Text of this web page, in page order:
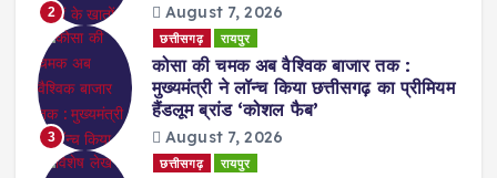
2 August 7, 2026
3
छत्तीसगढ़ रायपुर
कोसा की चमक अब वैश्विक बाजार तक :
मुख्यमंत्री ने लॉन्च किया छत्तीसगढ़ का प्रीमियम
हैंडलूम ब्रांड ‘कोशल फैब’
August 7, 2026
छत्तीसगढ़ रायपुर